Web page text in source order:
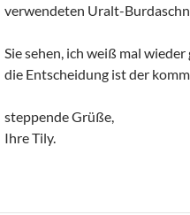
verwendeten Uralt-
Sie sehen, ich weiß mal
die Entscheidung ist der
steppende Grüße,
Ihre Tily.